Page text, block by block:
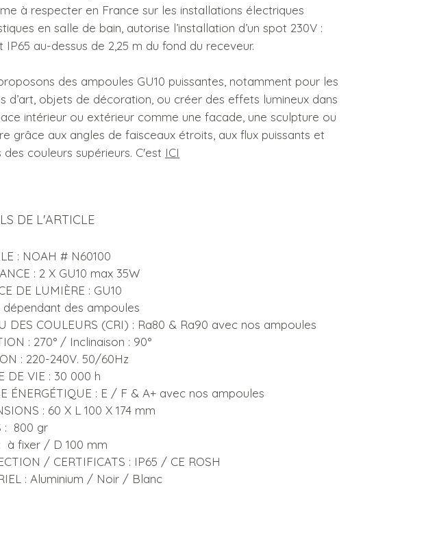
à respecter en France sur les installations électriques
en salle de bain, autorise l’installation d’un spot 230V :
IP65 au-dessus de 2,25 m du fond du receveur.
des ampoules GU10 puissantes, notamment pour les
d’art, objets de décoration, ou créer des effets lumineux dans
intérieur ou extérieur comme une facade, une sculpture ou
grâce aux angles de faisceaux étroits, aux flux puissants et
des couleurs supérieurs. C'est ICI
DE L'ARTICLE
: NOAH # N60100
: 2 X GU10 max 35W
DE LUMIÈRE : GU10
dépendant des ampoules
DES COULEURS (CRI) : Ra80 & Ra90 avec nos ampoules
: 270° / Inclinaison : 90°
: 220-240V. 50/60Hz
DE VIE : 30 000 h
ÉNERGÉTIQUE : E / F & A+ avec nos ampoules
: 60 X L 100 X 174 mm
: 800 gr
à fixer / D 100 mm
/ CERTIFICATS : IP65 / CE ROSH
: Aluminium / Noir / Blanc